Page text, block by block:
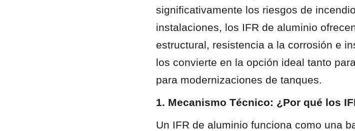
significativamente los riesgos de
instalaciones, los IFR de aluminio
estructural, resistencia a la corrosión e
los convierte en la opción ideal tanto
para modernizaciones de tanques.
1. Mecanismo Técnico: ¿Por qué los
Un IFR de aluminio funciona como una